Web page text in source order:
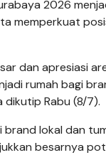
2026
memperkuat
dan apresiasi
rumah bagi
dikutip Rabu (8/7).
brand lokal dan
besarnya